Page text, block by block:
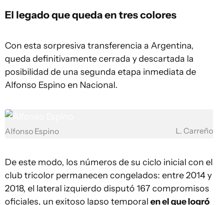
El legado que queda en tres colores
Con esta sorpresiva transferencia a Argentina,
queda definitivamente cerrada y descartada la
posibilidad de una segunda etapa inmediata de
Alfonso Espino en Nacional.
Alfonso Espino L. Carreño
De este modo, los números de su ciclo inicial con el
club tricolor permanecen congelados: entre 2014 y
2018, el lateral izquierdo disputó 167 compromisos
oficiales, un exitoso lapso temporal en el que logró